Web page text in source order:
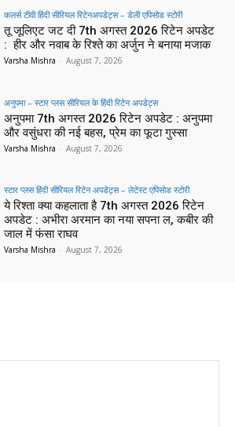
कलर्स टीवी हिंदी सीरियल रिटेनअपडेट्स – डेली एपिसोड स्टोरी
तू जूलिएट जट दी 7th अगस्त 2026 रिटेन अपडेट
: हीर और नवाब के रिश्ते का अर्जुन ने बनाया मजाक
Varsha Mishra - August 7, 2026
अनुपमा – स्टार प्लस सीरियल के हिंदी रिटेन अपडेट्स
अनुपमा 7th अगस्त 2026 रिटेन अपडेट : अनुपमा
और वसुंधरा की नई बहस, प्रेम का फूटा गुस्सा
Varsha Mishra - August 7, 2026
स्टार प्लस हिंदी सीरियल रिटेन अपडेट्स – लेटेस्ट एपिसोड स्टोरी
ये रिश्ता क्या कहलाता है 7th अगस्त 2026 रिटेन
अपडेट : अभीरा अरमान का नया सपना ल, कबीर की
जाल में फंसा राघव
Varsha Mishra - August 7, 2026